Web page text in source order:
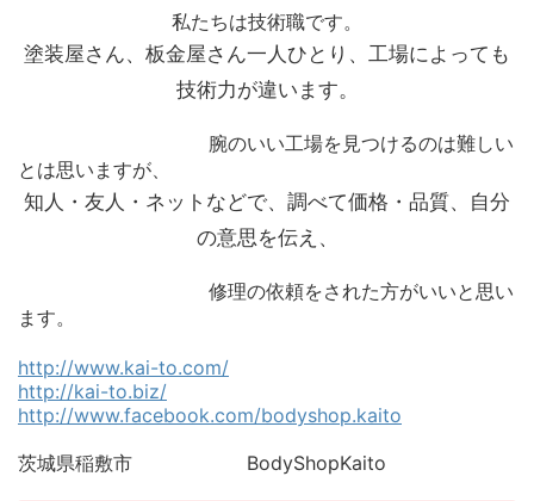
私たちは技術職です。
塗装屋さん、板金屋さん一人ひとり、工場によっても
技術力が違います。
腕のいい工場を見つけるのは難しい
とは思いますが、
知人・友人・ネットなどで、調べて価格・品質、自分
の意思を伝え、
修理の依頼をされた方がいいと思い
ます。
http://www.kai-to.com/
http://kai-to.biz/
http://www.facebook.com/bodyshop.kaito
茨城県稲敷市 BodyShopKaito